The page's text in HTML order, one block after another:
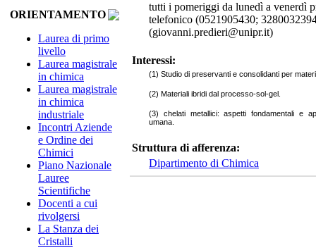
ORIENTAMENTO
Laurea di primo
livello
Laurea magistrale
in chimica
Laurea magistrale
in chimica
industriale
Incontri Aziende
e Ordine dei
Chimici
Piano Nazionale
Lauree
Scientifiche
Docenti a cui
rivolgersi
La Stanza dei
Cristalli
tutti i pomeriggi da lunedì a venerdì
telefonico (0521905430;
(giovanni.predieri@unipr.it)
Interessi:
(1) Studio di preservanti e consolidanti per
(2) Materiali ibridi dal processo-sol-gel.
(3) chelati metallici: aspetti fondamentali e
umana.
Struttura di afferenza:
Dipartimento di Chimica